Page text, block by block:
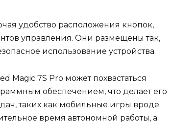
удобство расположения кнопок,
управления. Они размещены так,
использование устройства.
Magic 7S Pro может похвастаться
обеспечением, что делает его
таких как мобильные игры вроде
время автономной работы, а